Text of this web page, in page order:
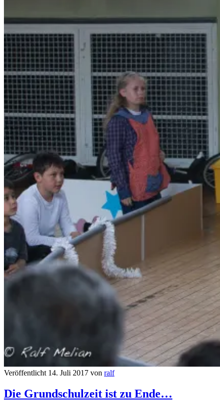
Veröffentlicht 14. Juli 2017 von ralf
Die Grundschulzeit ist zu Ende…